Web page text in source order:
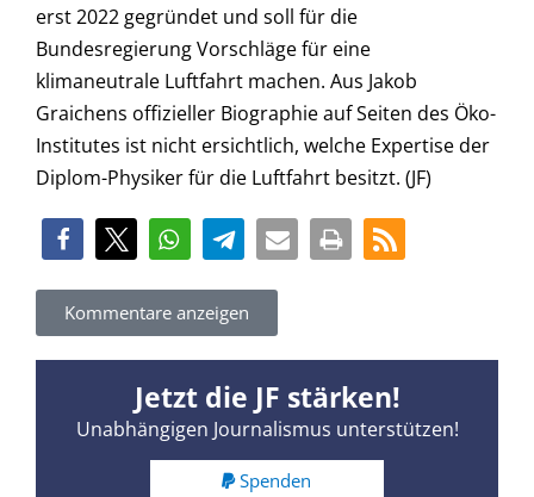
erst 2022 gegründet und soll für die
Bundesregierung Vorschläge für eine
klimaneutrale Luftfahrt machen. Aus Jakob
Graichens offizieller Biographie auf Seiten des Öko-
Institutes ist nicht ersichtlich, welche Expertise der
Diplom-Physiker für die Luftfahrt besitzt. (JF)
Kommentare anzeigen
Jetzt die JF stärken!
Unabhängigen Journalismus unterstützen!
Spenden